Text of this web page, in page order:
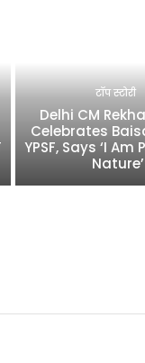
टॉप स्टोरी
Delhi CM
Celebrates
YPSF, Says ‘I
Nature’